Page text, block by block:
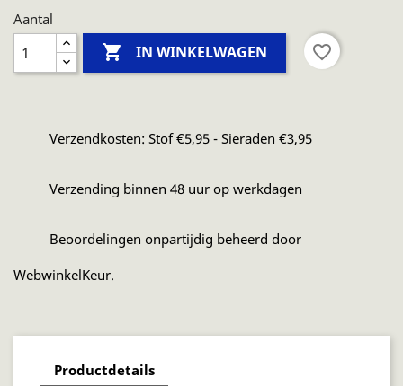
Aantal
 IN WINKELWAGEN favorite_border
Verzendkosten: Stof €5,95 - Sieraden €3,95
Verzending binnen 48 uur op werkdagen
Beoordelingen onpartijdig beheerd door
WebwinkelKeur.
Productdetails